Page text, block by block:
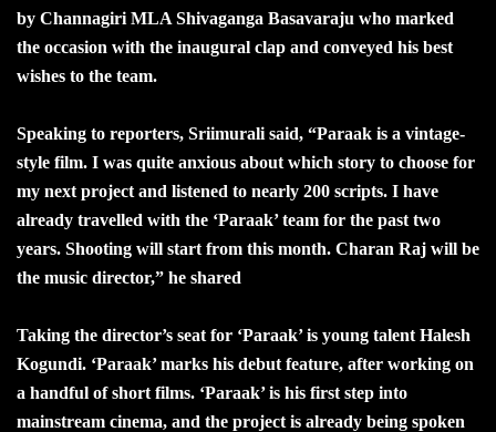
by Channagiri MLA Shivaganga Basavaraju who marked
the occasion with the inaugural clap and conveyed his best
wishes to the team.
Speaking to reporters, Sriimurali said, “Paraak is a vintage-
style film. I was quite anxious about which story to choose for
my next project and listened to nearly 200 scripts. I have
already travelled with the ‘Paraak’ team for the past two
years. Shooting will start from this month. Charan Raj will be
the music director,” he shared
Taking the director’s seat for ‘Paraak’ is young talent Halesh
Kogundi. ‘Paraak’ marks his debut feature, after working on
a handful of short films. ‘Paraak’ is his first step into
mainstream cinema, and the project is already being spoken